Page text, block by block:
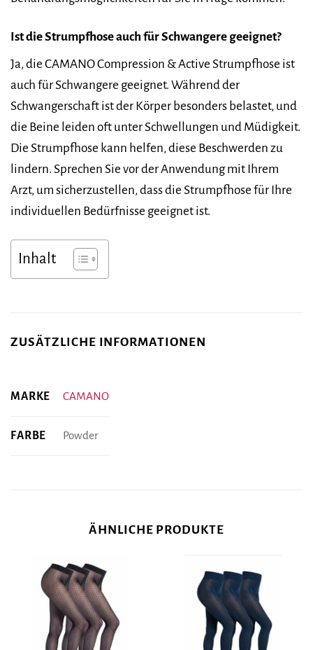
Ist die Strumpfhose auch für Schwangere geeignet?
Ja, die CAMANO Compression & Active Strumpfhose ist
auch für Schwangere geeignet. Während der
Schwangerschaft ist der Körper besonders belastet, und
die Beine leiden oft unter Schwellungen und Müdigkeit.
Die Strumpfhose kann helfen, diese Beschwerden zu
lindern. Sprechen Sie vor der Anwendung mit Ihrem
Arzt, um sicherzustellen, dass die Strumpfhose für Ihre
individuellen Bedürfnisse geeignet ist.
Inhalt
ZUSÄTZLICHE INFORMATIONEN
MARKE CAMANO
FARBE Powder
ÄHNLICHE PRODUKTE